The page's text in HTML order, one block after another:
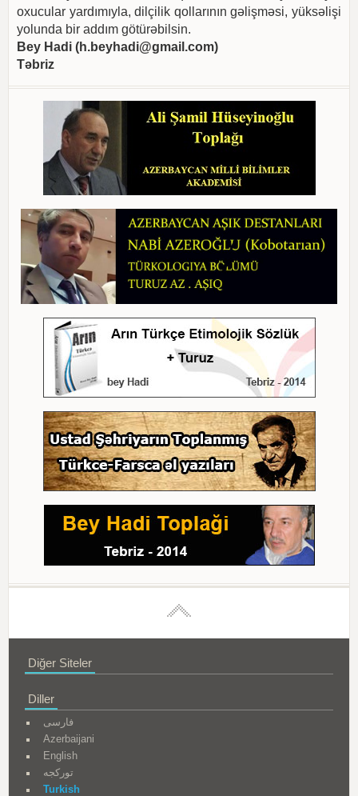
oxucular yardımıyla, dilçilik qollarının gəlişməsi, yüksəlişi
yolunda bir addım götürəbilsin.
Bey Hadi (h.beyhadi@gmail.com)
Təbriz
Diğer Siteler
Diller
فارسی
Azerbaijani
English
تورکجه
Turkish